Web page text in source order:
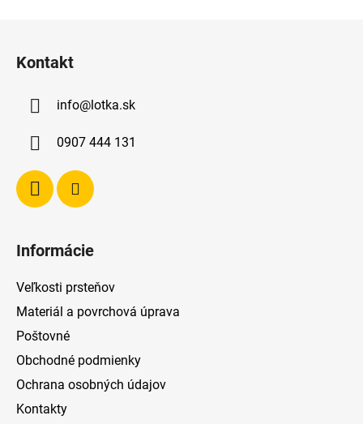
Kontakt
info@lotka.sk
0907 444 131
Informácie
Veľkosti prsteňov
Materiál a povrchová úprava
Poštovné
Obchodné podmienky
Ochrana osobných údajov
Kontakty